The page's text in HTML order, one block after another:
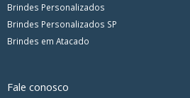
Brindes Personalizados
Brindes Personalizados SP
Brindes em Atacado
Fale conosco